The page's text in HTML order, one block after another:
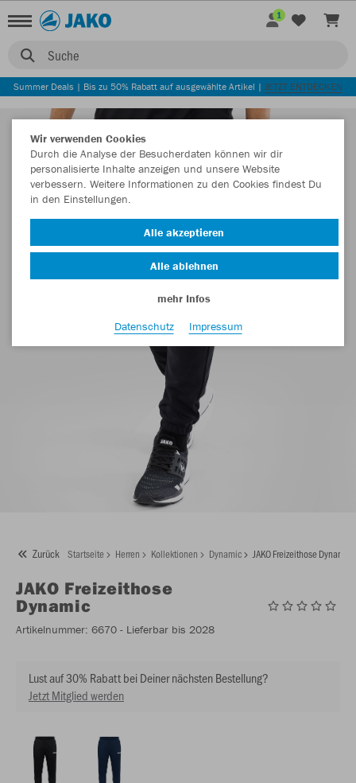
Suche
1
Summer Deals | Bis zu 50% Rabatt auf ausgewählte Artikel | JETZT ENTDECKEN
Zurück Startseite Herren Kollektionen Dynamic JAKO Freizeithose Dynamic
JAKO Freizeithose
Dynamic
Artikelnummer: 6670 - Lieferbar bis 2028
Lust auf 30% Rabatt bei Deiner nächsten Bestellung?
Jetzt Mitglied werden
Wir verwenden Cookies
Durch die Analyse der Besucherdaten können wir dir
personalisierte Inhalte anzeigen und unsere Website
verbessern. Weitere Informationen zu den Cookies findest Du
in den Einstellungen.
Alle akzeptieren
Alle ablehnen
mehr Infos
Datenschutz
Impressum